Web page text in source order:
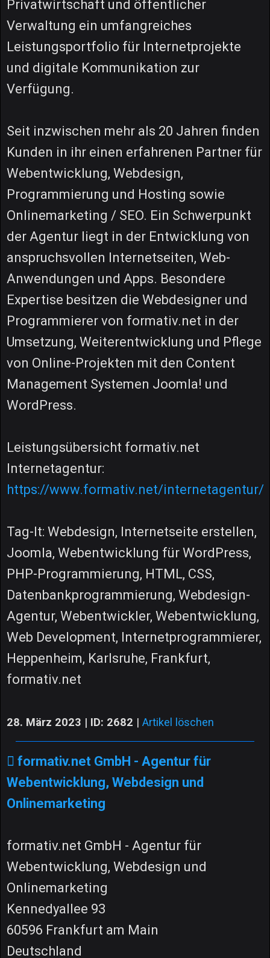
Privatwirtschaft und öffentlicher
Verwaltung ein umfangreiches
Leistungsportfolio für Internetprojekte
und digitale Kommunikation zur
Verfügung.
Seit inzwischen mehr als 20 Jahren finden
Kunden in ihr einen erfahrenen Partner für
Webentwicklung, Webdesign,
Programmierung und Hosting sowie
Onlinemarketing / SEO. Ein Schwerpunkt
der Agentur liegt in der Entwicklung von
anspruchsvollen Internetseiten, Web-
Anwendungen und Apps. Besondere
Expertise besitzen die Webdesigner und
Programmierer von formativ.net in der
Umsetzung, Weiterentwicklung und Pflege
von Online-Projekten mit den Content
Management Systemen Joomla! und
WordPress.
Leistungsübersicht formativ.net
Internetagentur:
https://www.formativ.net/internetagentur/
Tag-It: Webdesign, Internetseite erstellen,
Joomla, Webentwicklung für WordPress,
PHP-Programmierung, HTML, CSS,
Datenbankprogrammierung, Webdesign-
Agentur, Webentwickler, Webentwicklung,
Web Development, Internetprogrammierer,
Heppenheim, Karlsruhe, Frankfurt,
formativ.net
28. März 2023 | ID: 2682 | Artikel löschen
formativ.net GmbH - Agentur für
Webentwicklung, Webdesign und
Onlinemarketing
formativ.net GmbH - Agentur für
Webentwicklung, Webdesign und
Onlinemarketing
Kennedyallee 93
60596 Frankfurt am Main
Deutschland